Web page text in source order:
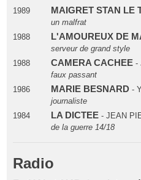
1989
MAIGRET STAN LE
un malfrat
1988
L'AMOUREUX DE
serveur de grand style
1988
CAMERA CACHEE-
faux passant
1986
MARIE BESNARD-
journaliste
1984
LA DICTEE- JEAN
de la guerre 14/18
Radio